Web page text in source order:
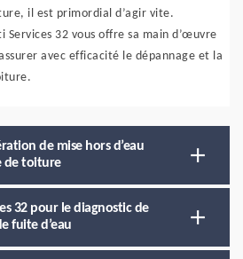
il est primordial d’agir vite.
Services 32 vous offre sa main d’œuvre
avec efficacité le dépannage et la
de mise hors d’eau
de toiture
32 pour le diagnostic de
fuite d’eau